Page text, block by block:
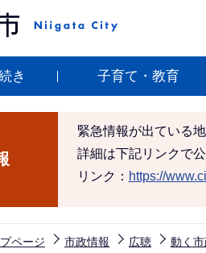
き 子育て・教育
緊急情報が出ている
詳細は下記リンクで公
リンク： https://
プページ 市政情報 広聴 動く